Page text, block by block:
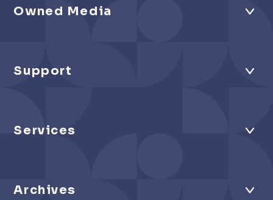
Owned Media
Support
Services
Archives